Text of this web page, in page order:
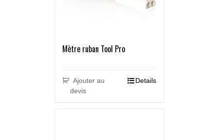
Mètre ruban Tool Pro
Ajouter au
devis
Details